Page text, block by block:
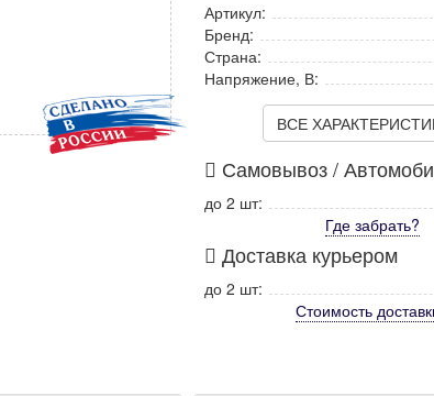
Артикул:
Бренд:
Страна:
Напряжение, В:
ВСЕ
Самовывоз /
до 2 шт:
Где забрать?
Доставка курьером
до 2 шт:
Стоимость